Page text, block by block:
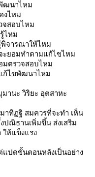
ฒนาไหม
งไหม
จสอบไหม
ไหม
จารณาให้ไหม
ยอมทำตามแก้ไขไหม
ตรวจสอบไหม
ก้ไขพัฒนาไหม
นะ วิริยะ อุตสาหะ
ทิฏฐิ สมควรที่จะทำ เห็น
ปณิธานเพิ่มขึ้น ส่งเสริม
ให้แข็งแรง
ปดขั้นตอนหลังเป็นอย่าง